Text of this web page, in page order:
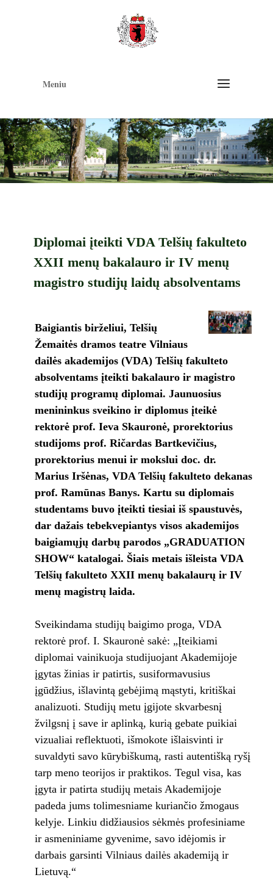
Meniu
Diplomai įteikti VDA Telšių fakulteto
XXII menų bakalauro ir IV menų
magistro studijų laidų absolventams
Baigiantis birželiui, Telšių
Žemaitės dramos teatre Vilniaus
dailės akademijos (VDA) Telšių fakulteto
absolventams įteikti bakalauro ir magistro
studijų programų diplomai. Jaunuosius
menininkus sveikino ir diplomus įteikė
rektorė prof. Ieva Skauronė, prorektorius
studijoms prof. Ričardas Bartkevičius,
prorektorius menui ir mokslui doc. dr.
Marius Iršėnas, VDA Telšių fakulteto dekanas
prof. Ramūnas Banys. Kartu su diplomais
studentams buvo įteikti tiesiai iš spaustuvės,
dar dažais tebekvepiantys visos akademijos
baigiamųjų darbų parodos „GRADUATION
SHOW“ katalogai. Šiais metais išleista VDA
Telšių fakulteto XXII menų bakalaurų ir IV
menų magistrų laida.
Sveikindama studijų baigimo proga, VDA
rektorė prof. I. Skauronė sakė: „Įteikiami
diplomai vainikuoja studijuojant Akademijoje
įgytas žinias ir patirtis, susiformavusius
įgūdžius, išlavintą gebėjimą mąstyti, kritiškai
analizuoti. Studijų metu įgijote skvarbesnį
žvilgsnį į save ir aplinką, kurią gebate puikiai
vizualiai reflektuoti, išmokote išlaisvinti ir
suvaldyti savo kūrybiškumą, rasti autentišką ryšį
tarp meno teorijos ir praktikos. Tegul visa, kas
įgyta ir patirta studijų metais Akademijoje
padeda jums tolimesniame kuriančio žmogaus
kelyje. Linkiu didžiausios sėkmės profesiniame
ir asmeniniame gyvenime, savo idėjomis ir
darbais garsinti Vilniaus dailės akademiją ir
Lietuvą.“